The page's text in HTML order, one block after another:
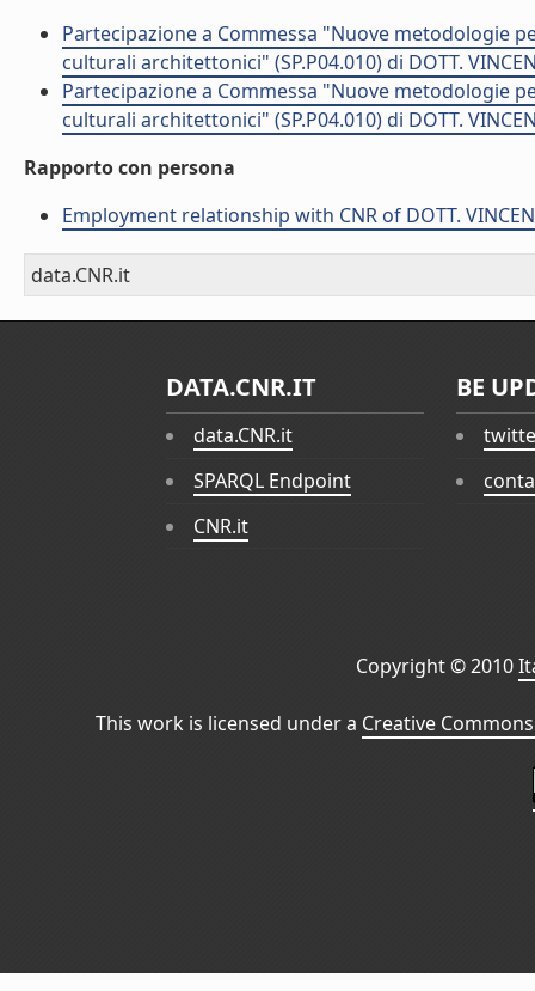
Partecipazione a Commessa "Nuove metodologie
culturali architettonici" (SP.P04.010) di DOTT.
Partecipazione a Commessa "Nuove metodologie
culturali architettonici" (SP.P04.010) di DOTT.
Rapporto con persona
Employment relationship with CNR of DOTT.
data.CNR.it
DATA.CNR.IT
data.CNR.it
SPARQL Endpoint
CNR.it
BE
Copyright © 2010
This work is licensed under a Creative